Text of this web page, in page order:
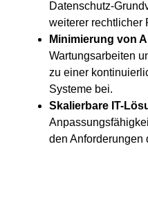
Datenschutz-
weiterer rechtlicher
Minimierung von
Wartungsarbeiten
zu einer
Systeme bei.
Skalierbare IT-
den Anforderungen